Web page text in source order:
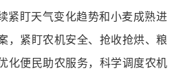
紧盯天气变化趋势和小麦成熟进
，紧盯农机安全、抢收抢烘、粮
化便民助农服务，科学调度农机